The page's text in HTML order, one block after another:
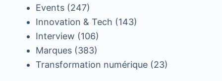
Events(247)
Innovation & Tech (143)
Interview (106)
Marques(383)
Transformation numérique(23)